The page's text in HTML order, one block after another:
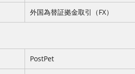
外国為替証拠金取引（FX）
PostPet